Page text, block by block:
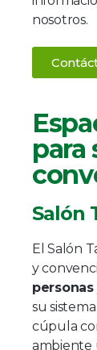
para
Salón
El Salón
y
personas
su
cúpula
ambiente
nosotros.